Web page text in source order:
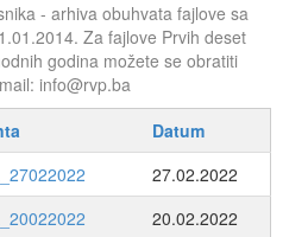
- arhiva obuhvata fajlove sa
Za fajlove Prvih deset
godina možete se obratiti
info@rvp.ba
Datum
27.02.2022
20.02.2022